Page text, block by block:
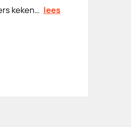
keken… lees